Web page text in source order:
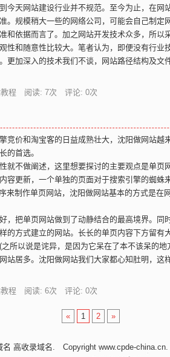
今天网站建设行业并不规范。至今为止，在网
。规模稍大一些的网络公司，可能会自己制定
和依据而言了。加之网站开发技术众多，所以
性和随意性比较大。笔者认为，即便没有行业
更加深入的技术我们不谈，网站路径结构及文
教程 阅读: 7次 评论: 0次
竞价和淘宝客的日益成熟壮大，沈阳做网站越
的首选。
不做阐述，这里想要探讨的主要观点是单页
容更新，一个单独的页面对于搜索引擎的蜘蛛
来制作单页网站，沈阳做网站基本的方式是在
把单页网站做到了动静结合的最高境界。同
的方式建立的网站。长长的单页内容下方留有
所以说是诧异，是因为它呆在了本不该呆的
站居多。沈阳做网站我们大家都心知肚明，这
教程 阅读: 6次 评论: 0次
« 1 2 »
名 高收录域名 . Copyright www.cpde-china.cn.